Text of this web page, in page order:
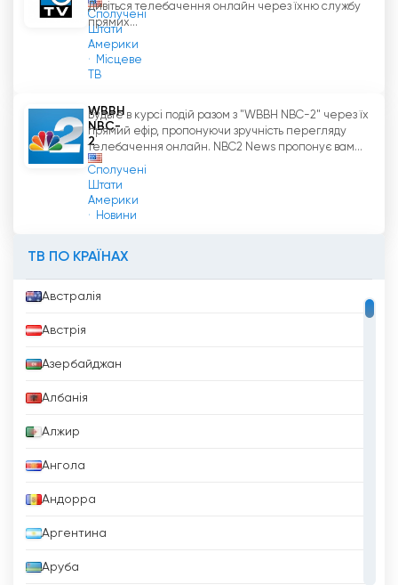
Сполучені
Штати
Америки
Місцеве
ТВ
Дивіться телебачення онлайн через їхню службу
прямих...
WBBH
NBC-
2
Сполучені
Штати
Америки
Новини
Будьте в курсі подій разом з "WBBH NBC-2" через їх
прямий ефір, пропонуючи зручність перегляду
телебачення онлайн. NBC2 News пропонує вам...
ТВ ПО КРАЇНАХ
Австралія
Австрія
Азербайджан
Албанія
Алжир
Ангола
Андорра
Аргентина
Аруба